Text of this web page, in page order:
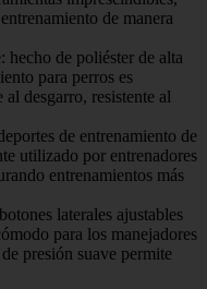
de manera
hecho de poliéster de alta
para perros es
desgarro, resistente al
de entrenamiento de
utilizado por entrenadores
entrenamientos más
laterales ajustables
para los manejadores
presión suave permite